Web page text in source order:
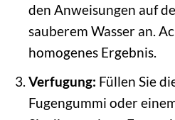
den Anweisungen auf
sauberem Wasser an.
homogenes Ergebnis.
Verfugung: Füllen Sie
Fugengummi oder